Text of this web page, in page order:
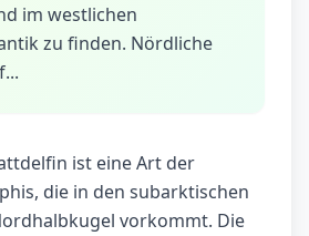
im westlichen
zu finden. Nördliche
ist eine Art der
die in den subarktischen
vorkommt. Die